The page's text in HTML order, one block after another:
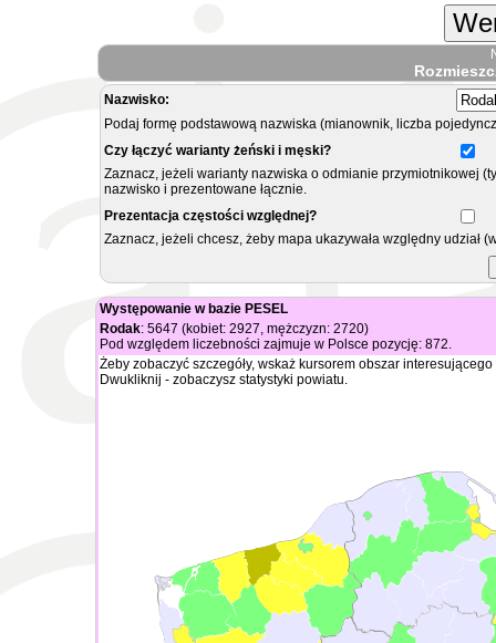
Nazwisko:
Podaj formę podstawową nazwiska (mianownik, liczba
Czy łączyć warianty żeński i męski?
Zaznacz, jeżeli warianty nazwiska o odmianie przymiotnikowej
nazwisko i prezentowane łącznie.
Prezentacja częstości względnej?
Zaznacz, jeżeli chcesz, żeby mapa ukazywała względny
Występowanie w bazie PESEL
Rodak: 5647 (kobiet: 2927, mężczyzn: 2720)
Pod względem liczebności zajmuje w Polsce pozycję: 872.
Żeby zobaczyć szczegóły, wskaż kursorem obszar
Dwukliknij - zobaczysz statystyki powiatu.